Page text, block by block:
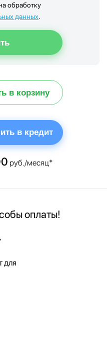
обработку
данных.
в корзину
в кредит
руб./месяц*
оплаты!
для